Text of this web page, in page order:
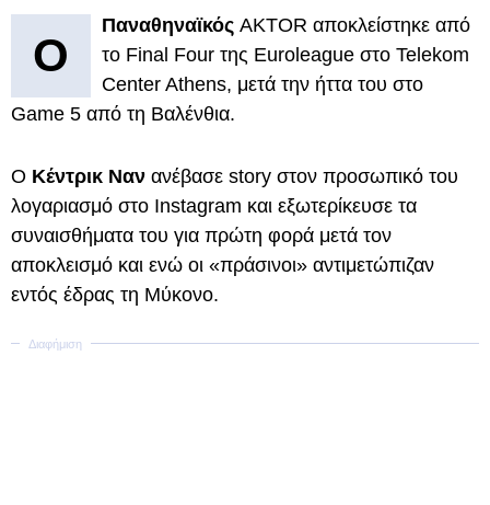
Ο
Παναθηναϊκός AKTOR αποκλείστηκε από
το Final Four της Euroleague στο Telekom
Center Athens, μετά την ήττα του στο
Game 5 από τη Βαλένθια.
Ο Κέντρικ Ναν ανέβασε story στον προσωπικό του
λογαριασμό στο Instagram και εξωτερίκευσε τα
συναισθήματα του για πρώτη φορά μετά τον
αποκλεισμό και ενώ οι «πράσινοι» αντιμετώπιζαν
εντός έδρας τη Μύκονο.